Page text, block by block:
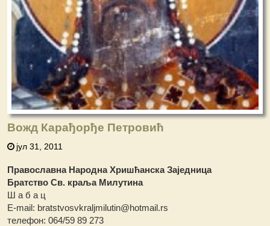
Вожд Карађорђе Петровић
јул 31, 2011
Православна Народна Хришћанска Заједница
Братство Св. краља Милутина
Ш а б а ц
Е-mail: bratstvosvkraljmilutin@hotmail.rs
телефон: 064/59 89 273